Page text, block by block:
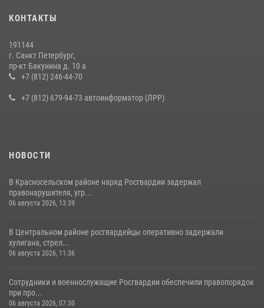
на III Международном петербургском цифровом форуме
В Ленобласти сотрудники Росгвардии провели встречу с
воспитанниками детского клуба «Умные каникулы»
КОНТАКТЫ
191144
г. Санкт Петербург,
пр-кт Бакунина д. 10 а
+7 (812) 246-44-70
+7 (812) 679-94-73 автоинформатор (ЛРР)
НОВОСТИ
В Красносельском районе наряд Росгвардии задержал
правонарушителя, угр...
06 августа 2026, 13:39
В Центральном районе росгвардейцы оперативно задержали
хулигана, стрел...
06 августа 2026, 11:36
Сотрудники и военнослужащие Росгвардии обеспечили правопорядок
при про...
06 августа 2026, 07:30